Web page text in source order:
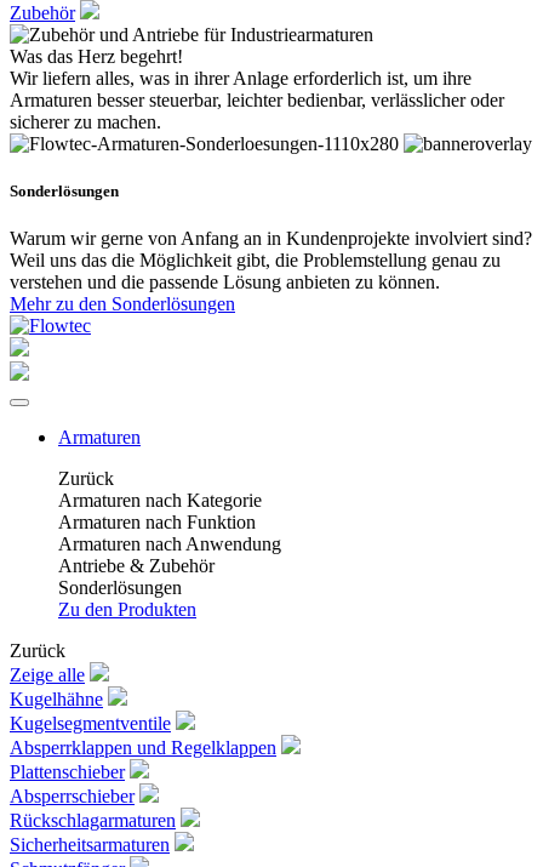
Zubehör
Was das Herz begehrt!
Wir liefern alles, was in ihrer Anlage erforderlich ist, um ihre
Armaturen besser steuerbar, leichter bedienbar, verlässlicher oder
sicherer zu machen.
Sonderlösungen
Warum wir gerne von Anfang an in Kundenprojekte involviert sind?
Weil uns das die Möglichkeit gibt, die Problemstellung genau zu
verstehen und die passende Lösung anbieten zu können.
Mehr zu den Sonderlösungen
Armaturen
Zurück
Armaturen nach Kategorie
Armaturen nach Funktion
Armaturen nach Anwendung
Antriebe & Zubehör
Sonderlösungen
Zu den Produkten
Zurück
Zeige alle
Kugelhähne
Kugelsegmentventile
Absperrklappen und Regelklappen
Plattenschieber
Absperrschieber
Rückschlagarmaturen
Sicherheitsarmaturen